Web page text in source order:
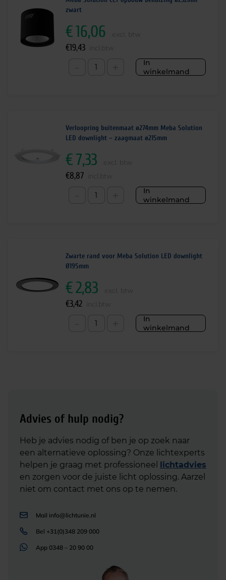
zwart
In
winkelmand
€16,06
€19,43
Verloopring buitenmaat ø274mm Meba Solution
LED downlight – zaagmaat ø215mm
In
winkelmand
€7,33
€8,87
Zwarte rand voor Meba Solution LED downlight
Ø195mm
In
winkelmand
€2,83
€3,42
Advies of hulp nodig?
Heb je advies nodig of ben je op zoek naar
een alternatieve oplossing? Onze lichtexperts
helpen je graag met professioneel lichtadvies
en zorgen voor de juiste licht oplossing. Aarzel
niet om contact met ons op te nemen.
Mail info@lichtunie.nl
Bel +31(0)348 209 000
App 0348 – 20 90 00